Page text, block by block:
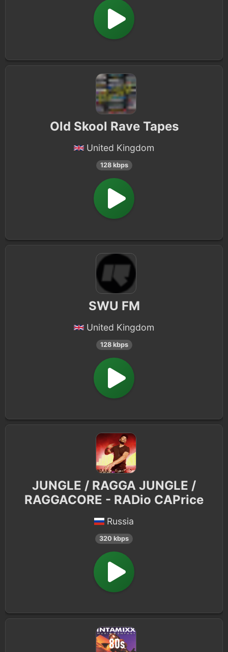
Old Skool Rave Tapes
United Kingdom
128 kbps
SWU FM
United Kingdom
128 kbps
JUNGLE / RAGGA JUNGLE /
RAGGACORE - RADio CAPrice
Russia
320 kbps